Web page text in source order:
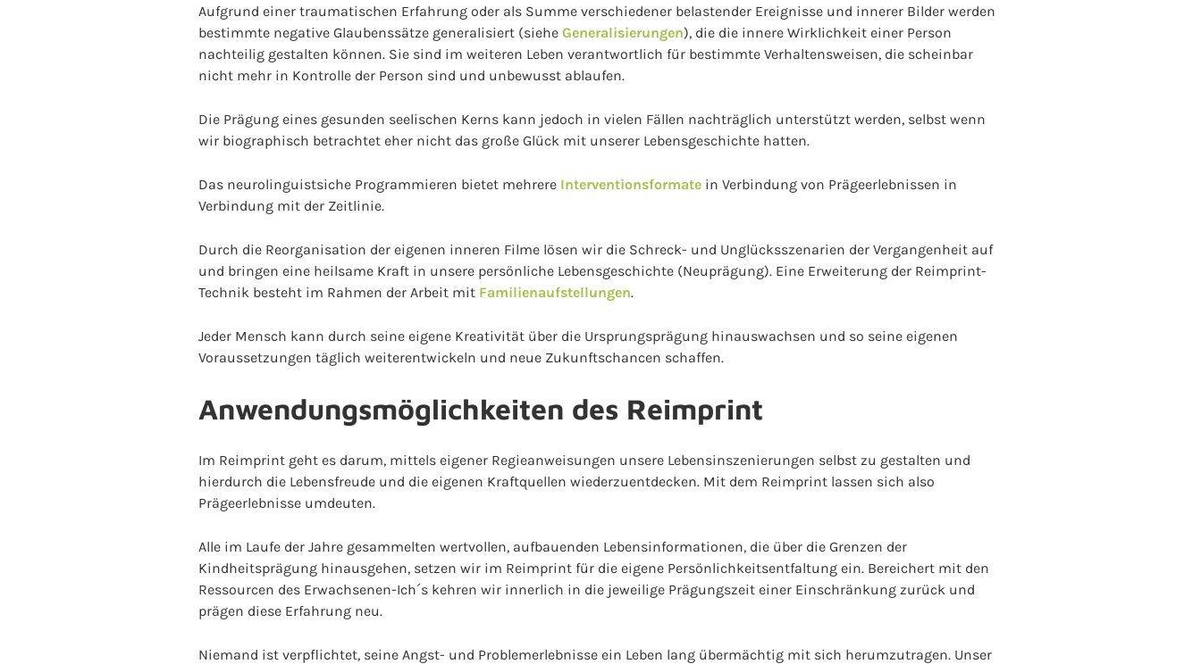
Aufgrund einer traumatischen Erfahrung oder als Summe verschiedener belastender Ereignisse und innerer Bilder werden
bestimmte negative Glaubenssätze generalisiert (siehe Generalisierungen), die die innere Wirklichkeit einer Person
nachteilig gestalten können. Sie sind im weiteren Leben verantwortlich für bestimmte Verhaltensweisen, die scheinbar
nicht mehr in Kontrolle der Person sind und unbewusst ablaufen.
Die Prägung eines gesunden seelischen Kerns kann jedoch in vielen Fällen nachträglich unterstützt werden, selbst wenn
wir biographisch betrachtet eher nicht das große Glück mit unserer Lebensgeschichte hatten.
Das neurolinguistsiche Programmieren bietet mehrere Interventionsformate in Verbindung von Prägeerlebnissen in
Verbindung mit der Zeitlinie.
Durch die Reorganisation der eigenen inneren Filme lösen wir die Schreck- und Unglücksszenarien der Vergangenheit auf
und bringen eine heilsame Kraft in unsere persönliche Lebensgeschichte (Neuprägung). Eine Erweiterung der Reimprint-
Technik besteht im Rahmen der Arbeit mit Familienaufstellungen.
Jeder Mensch kann durch seine eigene Kreativität über die Ursprungsprägung hinauswachsen und so seine eigenen
Voraussetzungen täglich weiterentwickeln und neue Zukunftschancen schaffen.
Anwendungsmöglichkeiten des Reimprint
Im Reimprint geht es darum, mittels eigener Regieanweisungen unsere Lebensinszenierungen selbst zu gestalten und
hierdurch die Lebensfreude und die eigenen Kraftquellen wiederzuentdecken. Mit dem Reimprint lassen sich also
Prägeerlebnisse umdeuten.
Alle im Laufe der Jahre gesammelten wertvollen, aufbauenden Lebensinformationen, die über die Grenzen der
Kindheitsprägung hinausgehen, setzen wir im Reimprint für die eigene Persönlichkeitsentfaltung ein. Bereichert mit den
Ressourcen des Erwachsenen-Ich´s kehren wir innerlich in die jeweilige Prägungszeit einer Einschränkung zurück und
prägen diese Erfahrung neu.
Niemand ist verpflichtet, seine Angst- und Problemerlebnisse ein Leben lang übermächtig mit sich herumzutragen. Unser